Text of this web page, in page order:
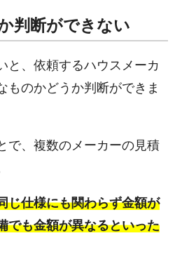
判断ができない
と、依頼するハウスメーカ
ものかどうか判断ができま
で、複数のメーカーの見積
じ仕様にも関わらず金額が
でも金額が異なるといった